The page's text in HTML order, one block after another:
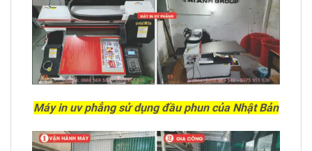
Máy in uv phẳng sử dụng đầu phun của Nhật Bản